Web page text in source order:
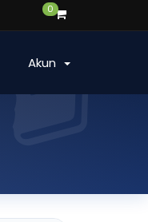
0
Akun